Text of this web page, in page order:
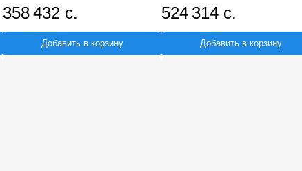
358 432 с.
Добавить в корзину
524 314 с.
Добавить в корзину